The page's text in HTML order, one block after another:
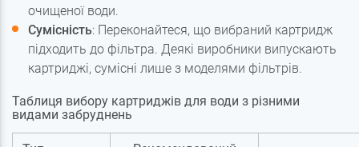
очищеної води.
Сумісність: Переконайтеся, що вибраний картридж
підходить до фільтра. Деякі виробники випускають
картриджі, сумісні лише з моделями фільтрів.
Таблиця вибору картриджів для води з різними
видами забруднень